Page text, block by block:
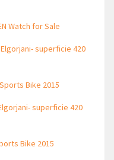
Watch for Sale
superficie 420
Bike 2015
superficie 420
Bike 2015